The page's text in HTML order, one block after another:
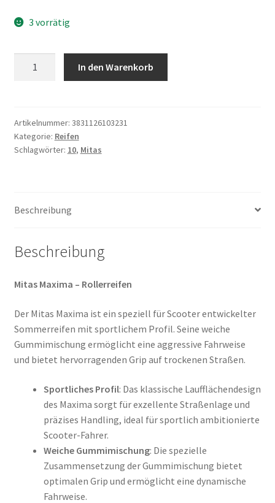
3 vorrätig
10
61P
TL
In den Warenkorb
Artikelnummer: 3831126103231
Kategorie: Reifen
Schlagwörter: 10, Mitas
Beschreibung
Beschreibung
Mitas Maxima – Rollerreifen
Der Mitas Maxima ist ein speziell für Scooter entwickelter
Sommerreifen mit sportlichem Profil. Seine weiche
Gummimischung ermöglicht eine aggressive Fahrweise
und bietet hervorragenden Grip auf trockenen Straßen.
Sportliches Profil: Das klassische Laufflächendesign
des Maxima sorgt für exzellente Straßenlage und
präzises Handling, ideal für sportlich ambitionierte
Scooter-Fahrer.
Weiche Gummimischung: Die spezielle
Zusammensetzung der Gummimischung bietet
optimalen Grip und ermöglicht eine dynamische
Fahrweise.